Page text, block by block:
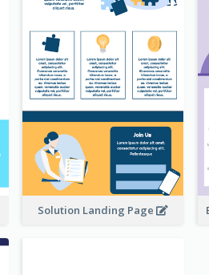
Solution Landing Page